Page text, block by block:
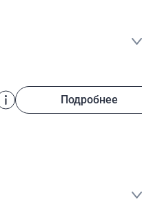
Подробнее